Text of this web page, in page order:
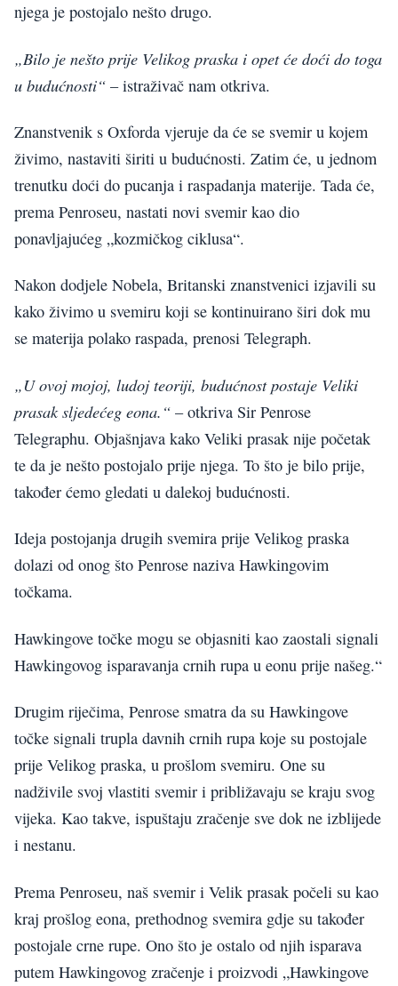
njega je postojalo nešto drugo.
„Bilo je nešto prije Velikog praska i opet će doći do toga
u budućnosti“ – istraživač nam otkriva.
Znanstvenik s Oxforda vjeruje da će se svemir u kojem
živimo, nastaviti širiti u budućnosti. Zatim će, u jednom
trenutku doći do pucanja i raspadanja materije. Tada će,
prema Penroseu, nastati novi svemir kao dio
ponavljajućeg „kozmičkog ciklusa“.
Nakon dodjele Nobela, Britanski znanstvenici izjavili su
kako živimo u svemiru koji se kontinuirano širi dok mu
se materija polako raspada, prenosi Telegraph.
„U ovoj mojoj, ludoj teoriji, budućnost postaje Veliki
prasak sljedećeg eona.“ – otkriva Sir Penrose
Telegraphu. Objašnjava kako Veliki prasak nije početak
te da je nešto postojalo prije njega. To što je bilo prije,
također ćemo gledati u dalekoj budućnosti.
Ideja postojanja drugih svemira prije Velikog praska
dolazi od onog što Penrose naziva Hawkingovim
točkama.
Hawkingove točke mogu se objasniti kao zaostali signali
Hawkingovog isparavanja crnih rupa u eonu prije našeg.“
Drugim riječima, Penrose smatra da su Hawkingove
točke signali trupla davnih crnih rupa koje su postojale
prije Velikog praska, u prošlom svemiru. One su
nadživile svoj vlastiti svemir i približavaju se kraju svog
vijeka. Kao takve, ispuštaju zračenje sve dok ne izblijede
i nestanu.
Prema Penroseu, naš svemir i Velik prasak počeli su kao
kraj prošlog eona, prethodnog svemira gdje su također
postojale crne rupe. Ono što je ostalo od njih isparava
putem Hawkingovog zračenje i proizvodi „Hawkingove